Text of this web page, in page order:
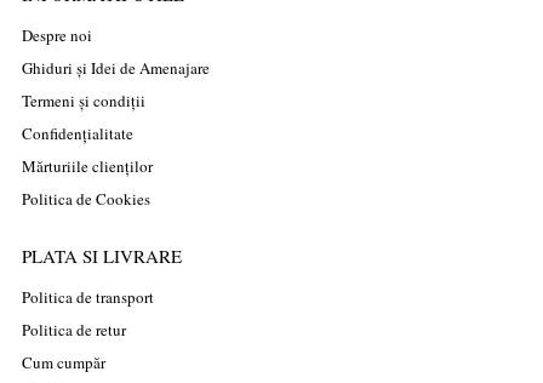
Despre noi
Ghiduri și Idei de Amenajare
Termeni și condiții
Confidențialitate
Mărturiile clienților
Politica de Cookies
PLATA SI LIVRARE
Politica de transport
Politica de retur
Cum cumpăr